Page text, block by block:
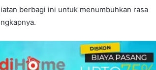
berbagi ini untuk menumbuhkan rasa